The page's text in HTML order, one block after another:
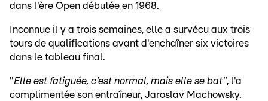
dans l'ère Open débutée en 1968.
Inconnue il y a trois semaines, elle a survécu aux trois
tours de qualifications avant d'enchaîner six victoires
dans le tableau final.
"Elle est fatiguée, c'est normal, mais elle se bat", l'a
complimentée son entraîneur, Jaroslav Machowsky.